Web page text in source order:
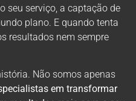
seu serviço, a captação de
plano. E quando tenta
resultados nem sempre
Não somos apenas
em transformar